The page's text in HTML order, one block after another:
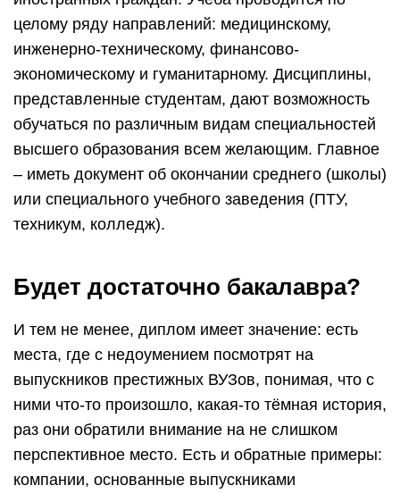
целому ряду направлений: медицинскому,
инженерно-техническому, финансово-
экономическому и гуманитарному. Дисциплины,
представленные студентам, дают возможность
обучаться по различным видам специальностей
высшего образования всем желающим. Главное
– иметь документ об окончании среднего (школы)
или специального учебного заведения (ПТУ,
техникум, колледж).
Будет достаточно бакалавра?
И тем не менее, диплом имеет значение: есть
места, где с недоумением посмотрят на
выпускников престижных ВУЗов, понимая, что с
ними что-то произошло, какая-то тёмная история,
раз они обратили внимание на не слишком
перспективное место. Есть и обратные примеры:
компании, основанные выпускниками